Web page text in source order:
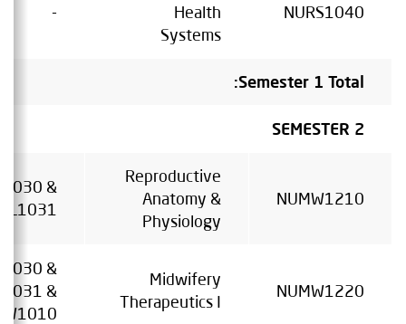
NURS1040
Health
Systems
-
Semester 1 Total:
SEMESTER 2
NUMW1210
Reproductive
Anatomy &
Physiology
&
NUMW1220
Midwifery
Therapeutics I
&
&